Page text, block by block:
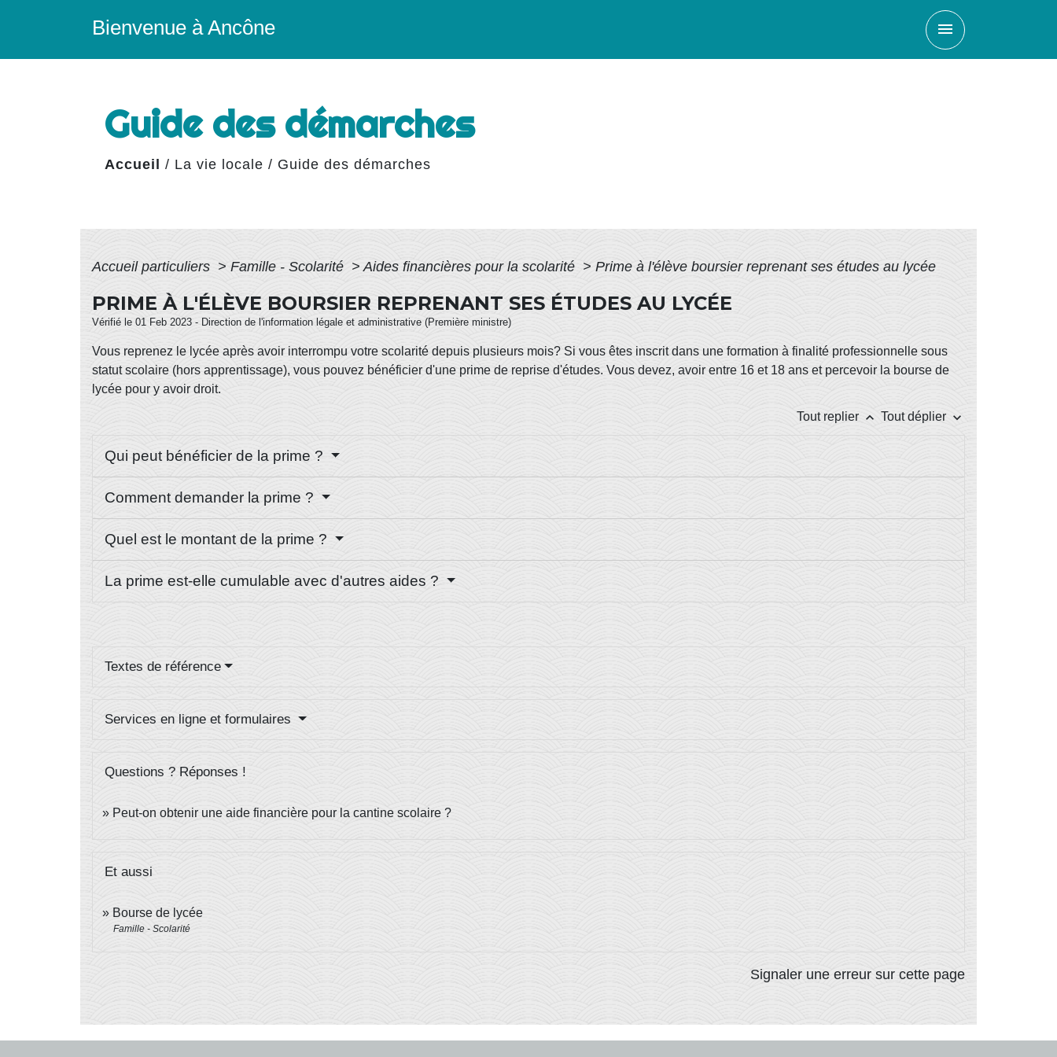
Bienvenue à Ancône menu
Guide des démarches
Accueil / La vie locale / Guide des démarches
Accueil particuliers > Famille - Scolarité > Aides financières pour la scolarité > Prime à l'élève boursier reprenant ses études au lycée
PRIME À L'ÉLÈVE BOURSIER REPRENANT SES ÉTUDES AU LYCÉE
Vérifié le 01 Feb 2023 - Direction de l'information légale et administrative (Première ministre)
Vous reprenez le lycée après avoir interrompu votre scolarité depuis plusieurs mois? Si vous êtes inscrit dans une formation à finalité professionnelle sous
statut scolaire (hors apprentissage), vous pouvez bénéficier d'une prime de reprise d'études. Vous devez, avoir entre 16 et 18 ans et percevoir la bourse de
lycée pour y avoir droit.
Tout replier keyboard_arrow_up Tout déplier keyboard_arrow_down
Qui peut bénéficier de la prime ?
Comment demander la prime ?
Quel est le montant de la prime ?
La prime est-elle cumulable avec d'autres aides ?
Textes de référence
Services en ligne et formulaires
Questions ? Réponses !
Peut-on obtenir une aide financière pour la cantine scolaire ?
Et aussi
Bourse de lycée
Famille - Scolarité
Signaler une erreur sur cette page